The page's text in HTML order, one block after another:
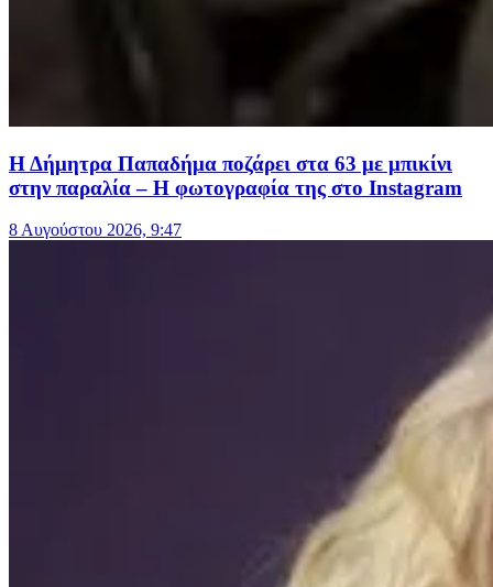
Η Δήμητρα Παπαδήμα ποζάρει στα 63 με μπικίνι
στην παραλία – Η φωτογραφία της στο Instagram
8 Αυγούστου 2026, 9:47